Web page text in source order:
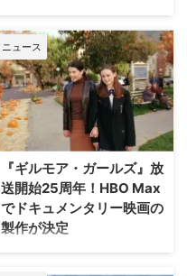
フランス発の大人気心理捜査ドラ
マ『プロファイリング パリ犯罪
捜査課』のファイナル・シーズン
（シーズン10・全8話）が、アク
ションチャンネルにて8月29日
（土）18時より独占日本初放送さ
れることが決定。これに合わせ、
ファンに愛された人気キャラクタ
「プロファイリング」セレクショ
ンも8月8日（土）より4週連続で
放送される。 新ヒロイン・エリ
ザの登場と波乱の最終章 『プロ
ニュース
『ギルモア・ガールズ』放
送開始25周年！HBO Max
でドキュメンタリー映画の
製作が決定
ワーナー・ブラザース・テレビジ